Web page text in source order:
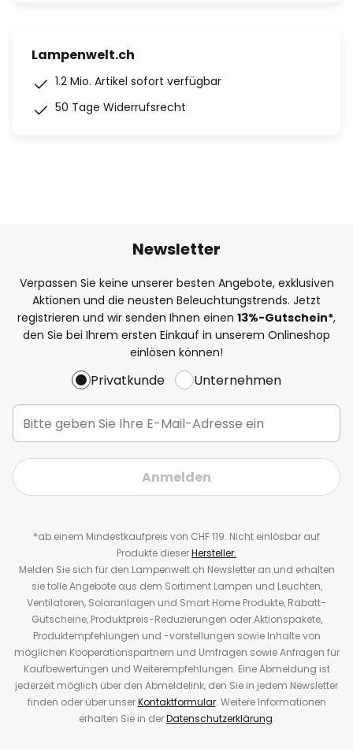
Lampenwelt.ch
1.2 Mio. Artikel sofort verfügbar
50 Tage Widerrufsrecht
Newsletter
Verpassen Sie keine unserer besten Angebote, exklusiven
Aktionen und die neusten Beleuchtungstrends. Jetzt
registrieren und wir senden Ihnen einen 13%-Gutschein*,
den Sie bei Ihrem ersten Einkauf in unserem Onlineshop
einlösen können!
Privatkunde Unternehmen
Anmelden
*ab einem Mindestkaufpreis von CHF 119. Nicht einlösbar auf
Produkte dieserHersteller.
Melden Sie sich für den Lampenwelt.ch Newsletter an und erhalten
sie tolle Angebote aus dem Sortiment Lampen und Leuchten,
Ventilatoren, Solaranlagen und Smart Home Produkte, Rabatt-
Gutscheine, Produktpreis-Reduzierungen oder Aktionspakete,
Produktempfehlungen und -vorstellungen sowie Inhalte von
möglichen Kooperationspartnern und Umfragen sowie Anfragen für
Kaufbewertungen und Weiterempfehlungen. Eine Abmeldung ist
jederzeit möglich über den Abmeldelink, den Sie in jedem Newsletter
finden oder über unserKontaktformular. Weitere Informationen
erhalten Sie in derDatenschutzerklärung.